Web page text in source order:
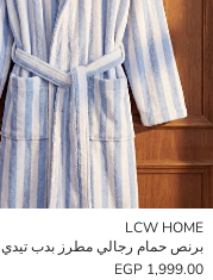
LCW HOME
برنص حمام رجالي مطرز بدب تيدي
1,999.00 EGP